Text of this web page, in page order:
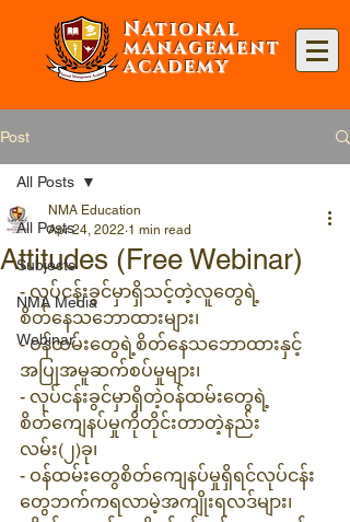
National
management
academy
Post
All Posts
Subjects
NMA Media
Webinar
All Posts
Attitudes (Free Webinar)
NMA Education
Apr 24, 2022 1 min read
- လုပ်ငန်းခွင်မှာရှိသင့်တဲ့လူတွေရဲ့
စိတ်နေသဘောထားများ၊
- ဝန်ထမ်းတွေရဲ့စိတ်နေသဘောထားနှင့်
အပြုအမူဆက်စပ်မှုများ၊
- လုပ်ငန်းခွင်မှာရှိတဲ့ဝန်ထမ်းတွေရဲ့
စိတ်ကျေနပ်မှုကိုတိုင်းတာတဲ့နည်း
လမ်း(၂)ခု၊
- ဝန်ထမ်းတွေစိတ်ကျေနပ်မှုရှိရင်လုပ်ငန်း
တွေဘက်ကရလာမဲ့အကျိုးရလဒ်များ၊